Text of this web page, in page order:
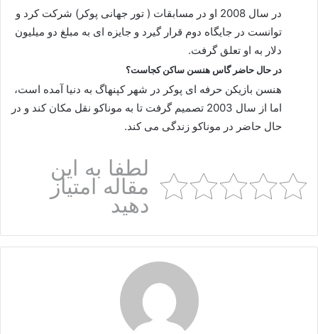
در سال 2008 او در مسابقات ( تور جهانی پوکر) شرکت کرد و
توانست در جایگاه دوم قرار گیرد و جایزه ای به مبلغ دو میلیون
دلار به او تعلق گرفت.
در حال حاضر گاس هنسن ساکن کجاست؟
هنسن بازیکن حرفه ای پوکر در شهر کپنهاگ به دنیا آمده است،
اما از سال 2003 تصمیم گرفت تا به موناکو نقل مکان کند و در
حال حاضر در موناکو زندگی می کند.
لطفا به این
مقاله امتیاز
دهید